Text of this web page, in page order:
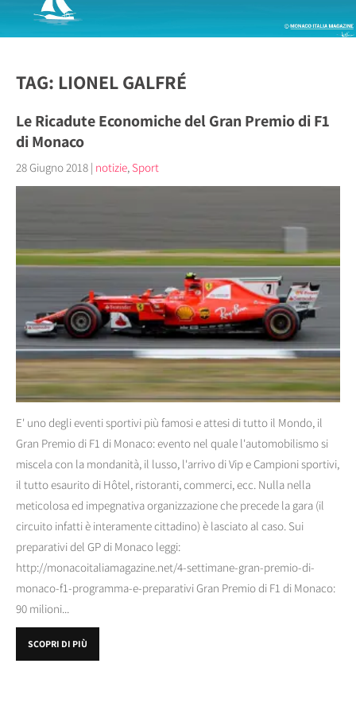
TAG: LIONEL GALFRÉ
Le Ricadute Economiche del Gran Premio di F1
di Monaco
28 Giugno 2018 | notizie, Sport
E' uno degli eventi sportivi più famosi e attesi di tutto il Mondo, il
Gran Premio di F1 di Monaco: evento nel quale l'automobilismo si
miscela con la mondanità, il lusso, l'arrivo di Vip e Campioni sportivi,
il tutto esaurito di Hôtel, ristoranti, commerci, ecc. Nulla nella
meticolosa ed impegnativa organizzazione che precede la gara (il
circuito infatti è interamente cittadino) è lasciato al caso. Sui
preparativi del GP di Monaco leggi:
http://monacoitaliamagazine.net/4-settimane-gran-premio-di-
monaco-f1-programma-e-preparativi Gran Premio di F1 di Monaco:
90 milioni...
SCOPRI DI PIÙ